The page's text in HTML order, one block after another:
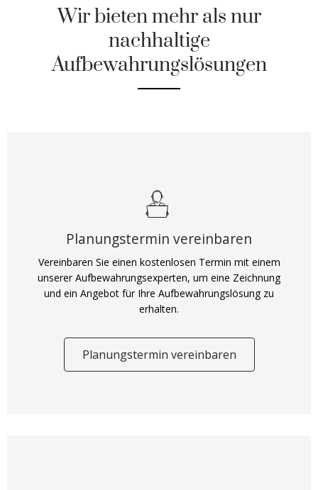
Wir bieten mehr als nur
nachhaltige
Aufbewahrungslösungen
Planungstermin vereinbaren
Vereinbaren Sie einen kostenlosen Termin mit einem
unserer Aufbewahrungsexperten, um eine Zeichnung
und ein Angebot für Ihre Aufbewahrungslösung zu
erhalten.
Planungstermin vereinbaren